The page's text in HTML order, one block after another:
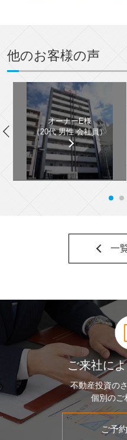
他のお客様の声
オーナーE様
（20代 男性 会社員）
一
ご来社に
不動産投資の
個別のご
ご予